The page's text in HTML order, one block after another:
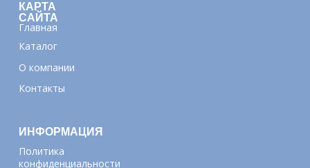
КАРТА
САЙТА
ИНФОРМАЦИЯ
Главная
Каталог
О компании
Контакты
Политика
конфиденциальности